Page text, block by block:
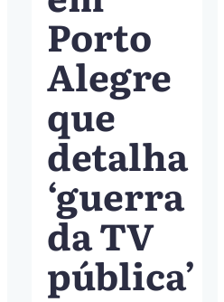
Porto
Alegre
que
detalha
‘guerra
da TV
pública’